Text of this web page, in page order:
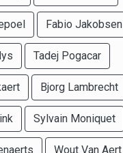
Fabio Jakobsen
Tadej Pogacar
Bjorg Lambrecht
Sylvain Moniquet
Wout Van Aert